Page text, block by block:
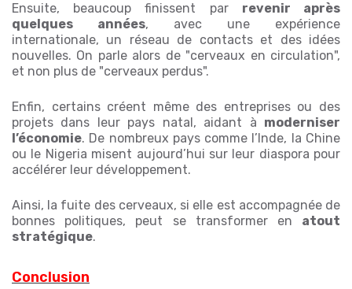
Ensuite, beaucoup finissent par revenir après
quelques années, avec une expérience
internationale, un réseau de contacts et des idées
nouvelles. On parle alors de "cerveaux en circulation",
et non plus de "cerveaux perdus".
Enfin, certains créent même des entreprises ou des
projets dans leur pays natal, aidant à moderniser
l’économie. De nombreux pays comme l’Inde, la Chine
ou le Nigeria misent aujourd’hui sur leur diaspora pour
accélérer leur développement.
Ainsi, la fuite des cerveaux, si elle est accompagnée de
bonnes politiques, peut se transformer en atout
stratégique.
Conclusion